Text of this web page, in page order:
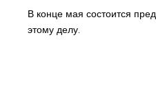
В конце мая состоится
этому делу.